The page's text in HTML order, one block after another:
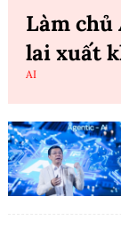
Làm chủ
lai xuất
AI